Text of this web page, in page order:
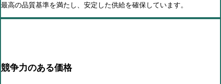
最高の品質基準を満たし、安定した供給を確保しています。
競争力のある価格